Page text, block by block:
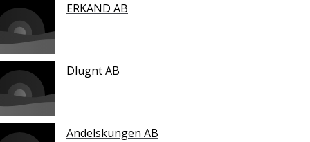
ERKAND AB
Dlugnt AB
Andelskungen AB